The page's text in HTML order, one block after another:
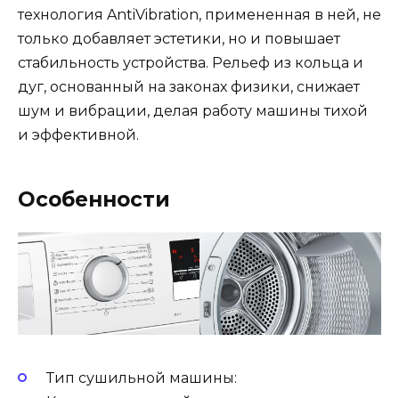
технология AntiVibration, примененная в ней, не
только добавляет эстетики, но и повышает
стабильность устройства. Рельеф из кольца и
дуг, основанный на законах физики, снижает
шум и вибрации, делая работу машины тихой
и эффективной.
Особенности
Тип сушильной машины: